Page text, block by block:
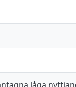
låga